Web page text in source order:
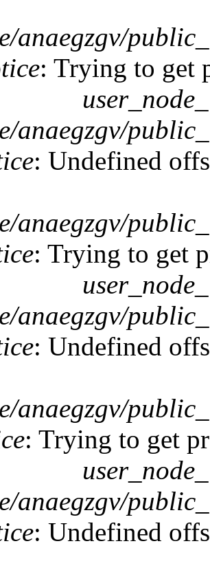
anaegzgv/
: Trying to get
anaegzgv/
: Undefined
anaegzgv/
: Trying to get
anaegzgv/
: Undefined
anaegzgv/
: Trying to get
anaegzgv/
: Undefined